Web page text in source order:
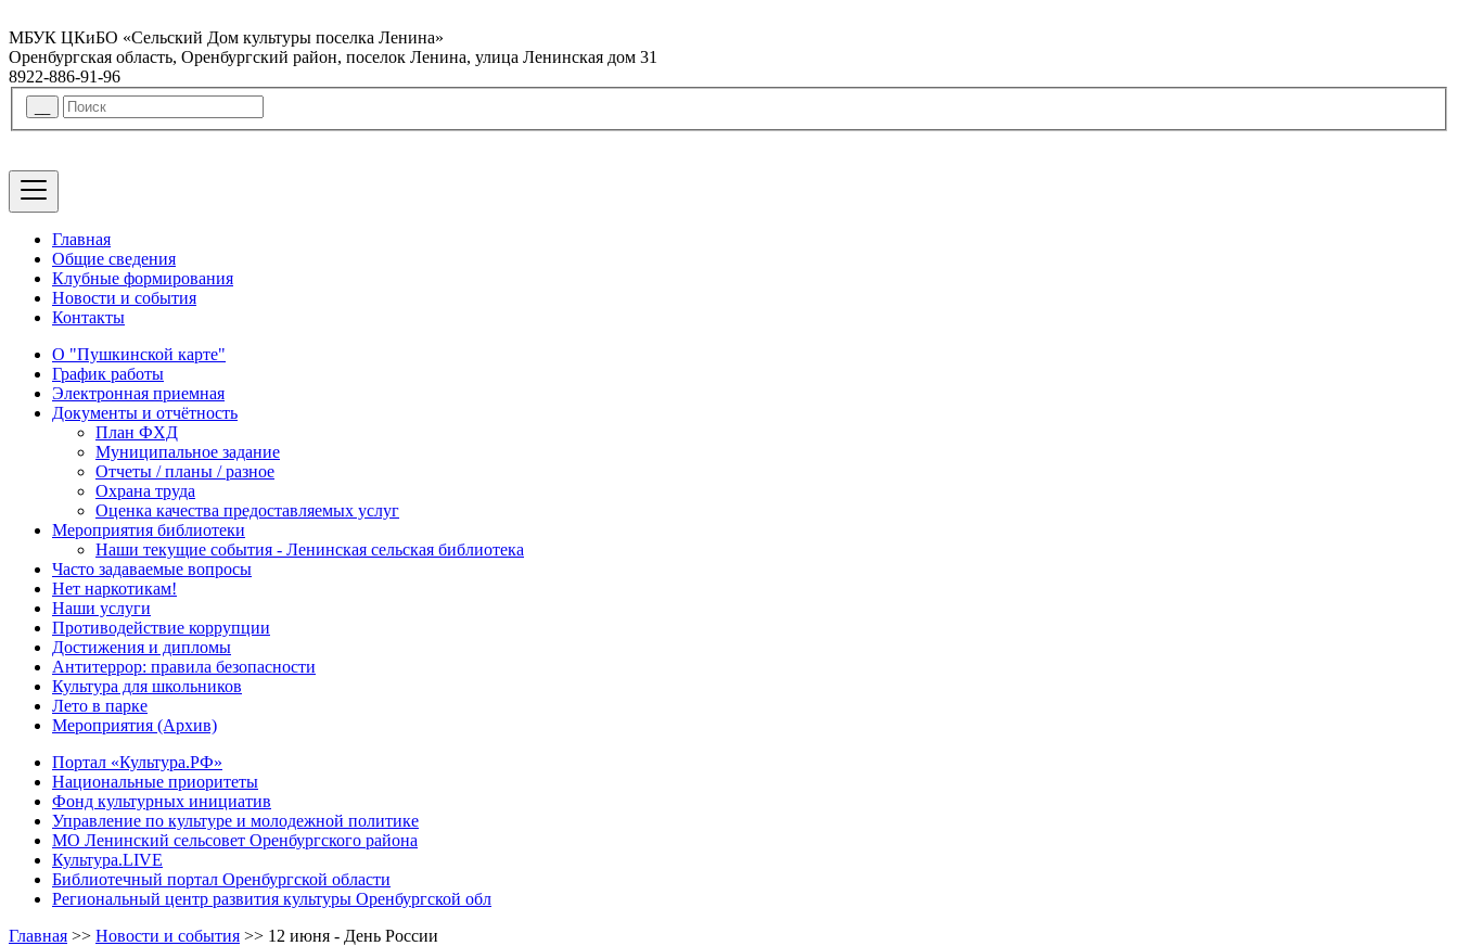
МБУК ЦКиБО «Сельский Дом культуры поселка Ленина»
Оренбургская область, Оренбургский район, поселок Ленина, улица Ленинская дом 31
8922-886-91-96
Главная
Общие сведения
Клубные формирования
Новости и события
Контакты
О "Пушкинской карте"
График работы
Электронная приемная
Документы и отчётность
План ФХД
Муниципальное задание
Отчеты / планы / разное
Охрана труда
Оценка качества предоставляемых услуг
Мероприятия библиотеки
Наши текущие события - Ленинская сельская библиотека
Часто задаваемые вопросы
Нет наркотикам!
Наши услуги
Противодействие коррупции
Достижения и дипломы
Антитеррор: правила безопасности
Культура для школьников
Лето в парке
Мероприятия (Архив)
Портал «Культура.РФ»
Национальные приоритеты
Фонд культурных инициатив
Управление по культуре и молодежной политике
МО Ленинский сельсовет Оренбургского района
Культура.LIVE
Библиотечный портал Оренбургской области
Региональный центр развития культуры Оренбургской обл
Главная >> Новости и события >> 12 июня - День России